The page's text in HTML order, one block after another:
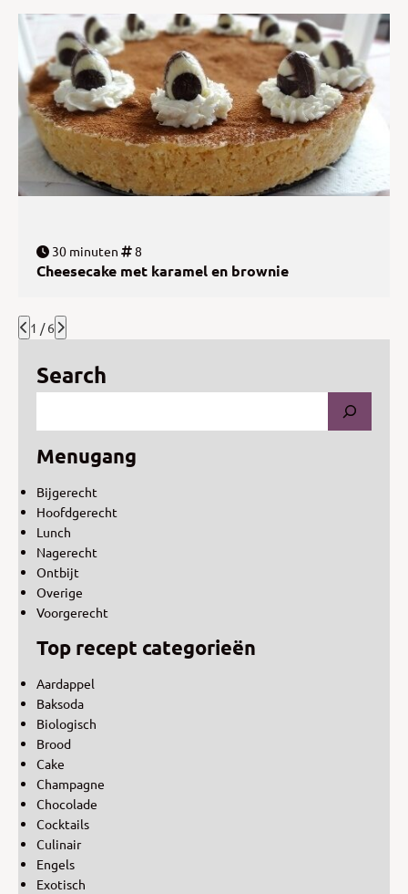
30 minuten 8
Cheesecake met karamel en brownie
1 / 6
Search
Menugang
Bijgerecht
Hoofdgerecht
Lunch
Nagerecht
Ontbijt
Overige
Voorgerecht
Top recept categorieën
Aardappel
Baksoda
Biologisch
Brood
Cake
Champagne
Chocolade
Cocktails
Culinair
Engels
Exotisch